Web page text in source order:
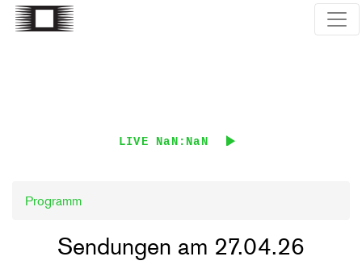
Direkt
zum
LIVE NaN:NaN
Programm
Sendungen am 27.04.26